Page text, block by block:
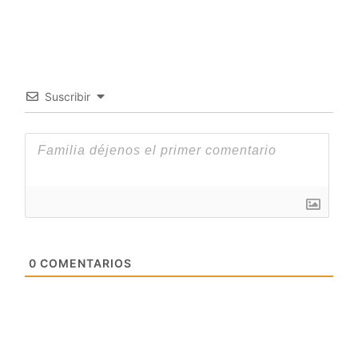
Suscribir
0 COMENTARIOS